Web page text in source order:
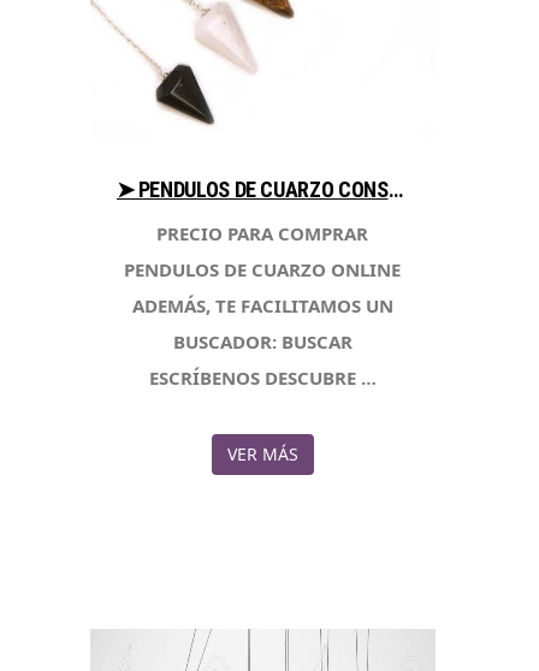
➤ PENDULOS DE CUARZO CONSEJOS PARA COMPRAR CON LIBRERIAESOTERICA.NET
PRECIO PARA COMPRAR
PENDULOS DE CUARZO ONLINE
ADEMÁS, TE FACILITAMOS UN
BUSCADOR: BUSCAR
ESCRÍBENOS DESCUBRE …
VER MÁS